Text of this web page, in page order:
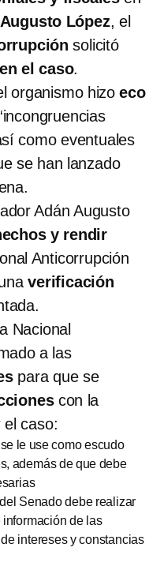
López, el
solicitó
el caso.
organismo hizoeco
como eventuales
se han lanzado
Adán Augusto
y rendir
Anticorrupción
verificación
Nacional
a las
para que se
con la
el caso:
le use como escudo
además de que debe
Senado debe realizar
información de las
intereses y constancias